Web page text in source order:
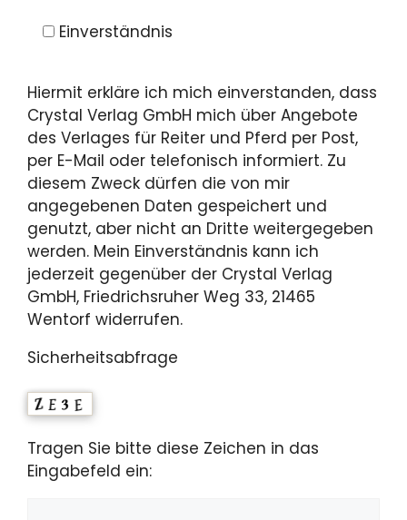
Einverständnis
Hiermit erkläre ich mich einverstanden, dass
Crystal Verlag GmbH mich über Angebote
des Verlages für Reiter und Pferd per Post,
per E-Mail oder telefonisch informiert. Zu
diesem Zweck dürfen die von mir
angegebenen Daten gespeichert und
genutzt, aber nicht an Dritte weitergegeben
werden. Mein Einverständnis kann ich
jederzeit gegenüber der Crystal Verlag
GmbH, Friedrichsruher Weg 33, 21465
Wentorf widerrufen.
Sicherheitsabfrage
Tragen Sie bitte diese Zeichen in das
Eingabefeld ein: